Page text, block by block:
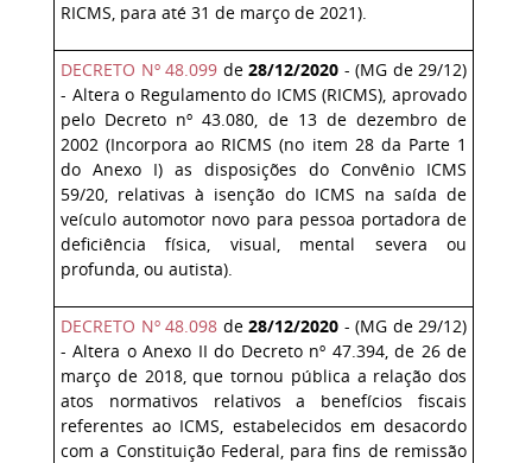
RICMS, para até 31 de março de 2021).
DECRETO Nº 48.099 de 28/12/2020 - (MG de 29/12)
- Altera o Regulamento do ICMS (RICMS), aprovado
pelo Decreto nº 43.080, de 13 de dezembro de
2002 (Incorpora ao RICMS (no item 28 da Parte 1
do Anexo I) as disposições do Convênio ICMS
59/20, relativas à isenção do ICMS na saída de
veículo automotor novo para pessoa portadora de
deficiência física, visual, mental severa ou
profunda, ou autista).
DECRETO Nº 48.098 de 28/12/2020 - (MG de 29/12)
- Altera o Anexo II do Decreto nº 47.394, de 26 de
março de 2018, que tornou pública a relação dos
atos normativos relativos a benefícios fiscais
referentes ao ICMS, estabelecidos em desacordo
com a Constituição Federal, para fins de remissão